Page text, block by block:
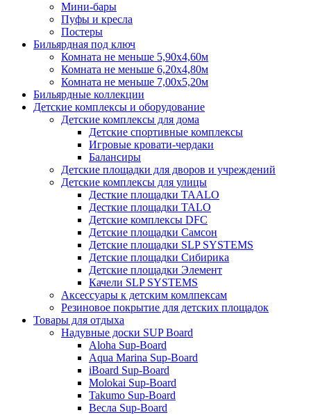
Мини-бары
Пуфы и кресла
Постеры
Бильярдная под ключ
Комната не меньше 5,90х4,60м
Комната не меньше 6,20х4,80м
Комната не меньше 7,00х5,20м
Бильярдные коллекции
Детские комплексы и оборудование
Детские комплексы для дома
Детские спортивные комплексы
Игровые кровати-чердаки
Балансиры
Детские площадки для дворов и учреждений
Детские комплексы для улицы
Десткие площадки TAALO
Десткие площадки TALO
Детские комплексы DFC
Детские площадки Самсон
Детские площадки SLP SYSTEMS
Детские площадки Сибирика
Детские площадки Элемент
Качели SLP SYSTEMS
Аксессуары к детским комлпексам
Резиновое покрытие для детских площадок
Товары для отдыха
Надувные доски SUP Board
Aloha Sup-Board
Aqua Marina Sup-Board
iBoard Sup-Board
Molokai Sup-Board
Takumo Sup-Board
Весла Sup-Board